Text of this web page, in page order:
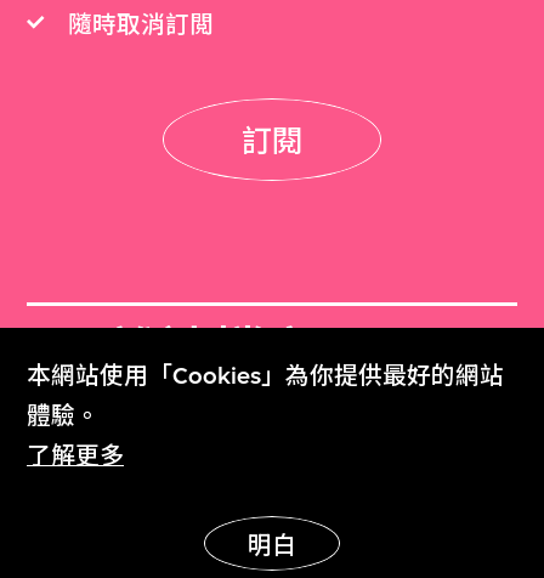
本網站使用「Cookies」為你提供最好的網站
體驗。
了解更多
明白
隨時取消訂閲
訂閱
M+雜誌檔案
M+ Magazine Archive
M+藏品
Collection Online